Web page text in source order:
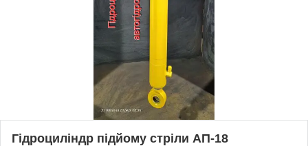
Гідроциліндр підйому стріли АП-18